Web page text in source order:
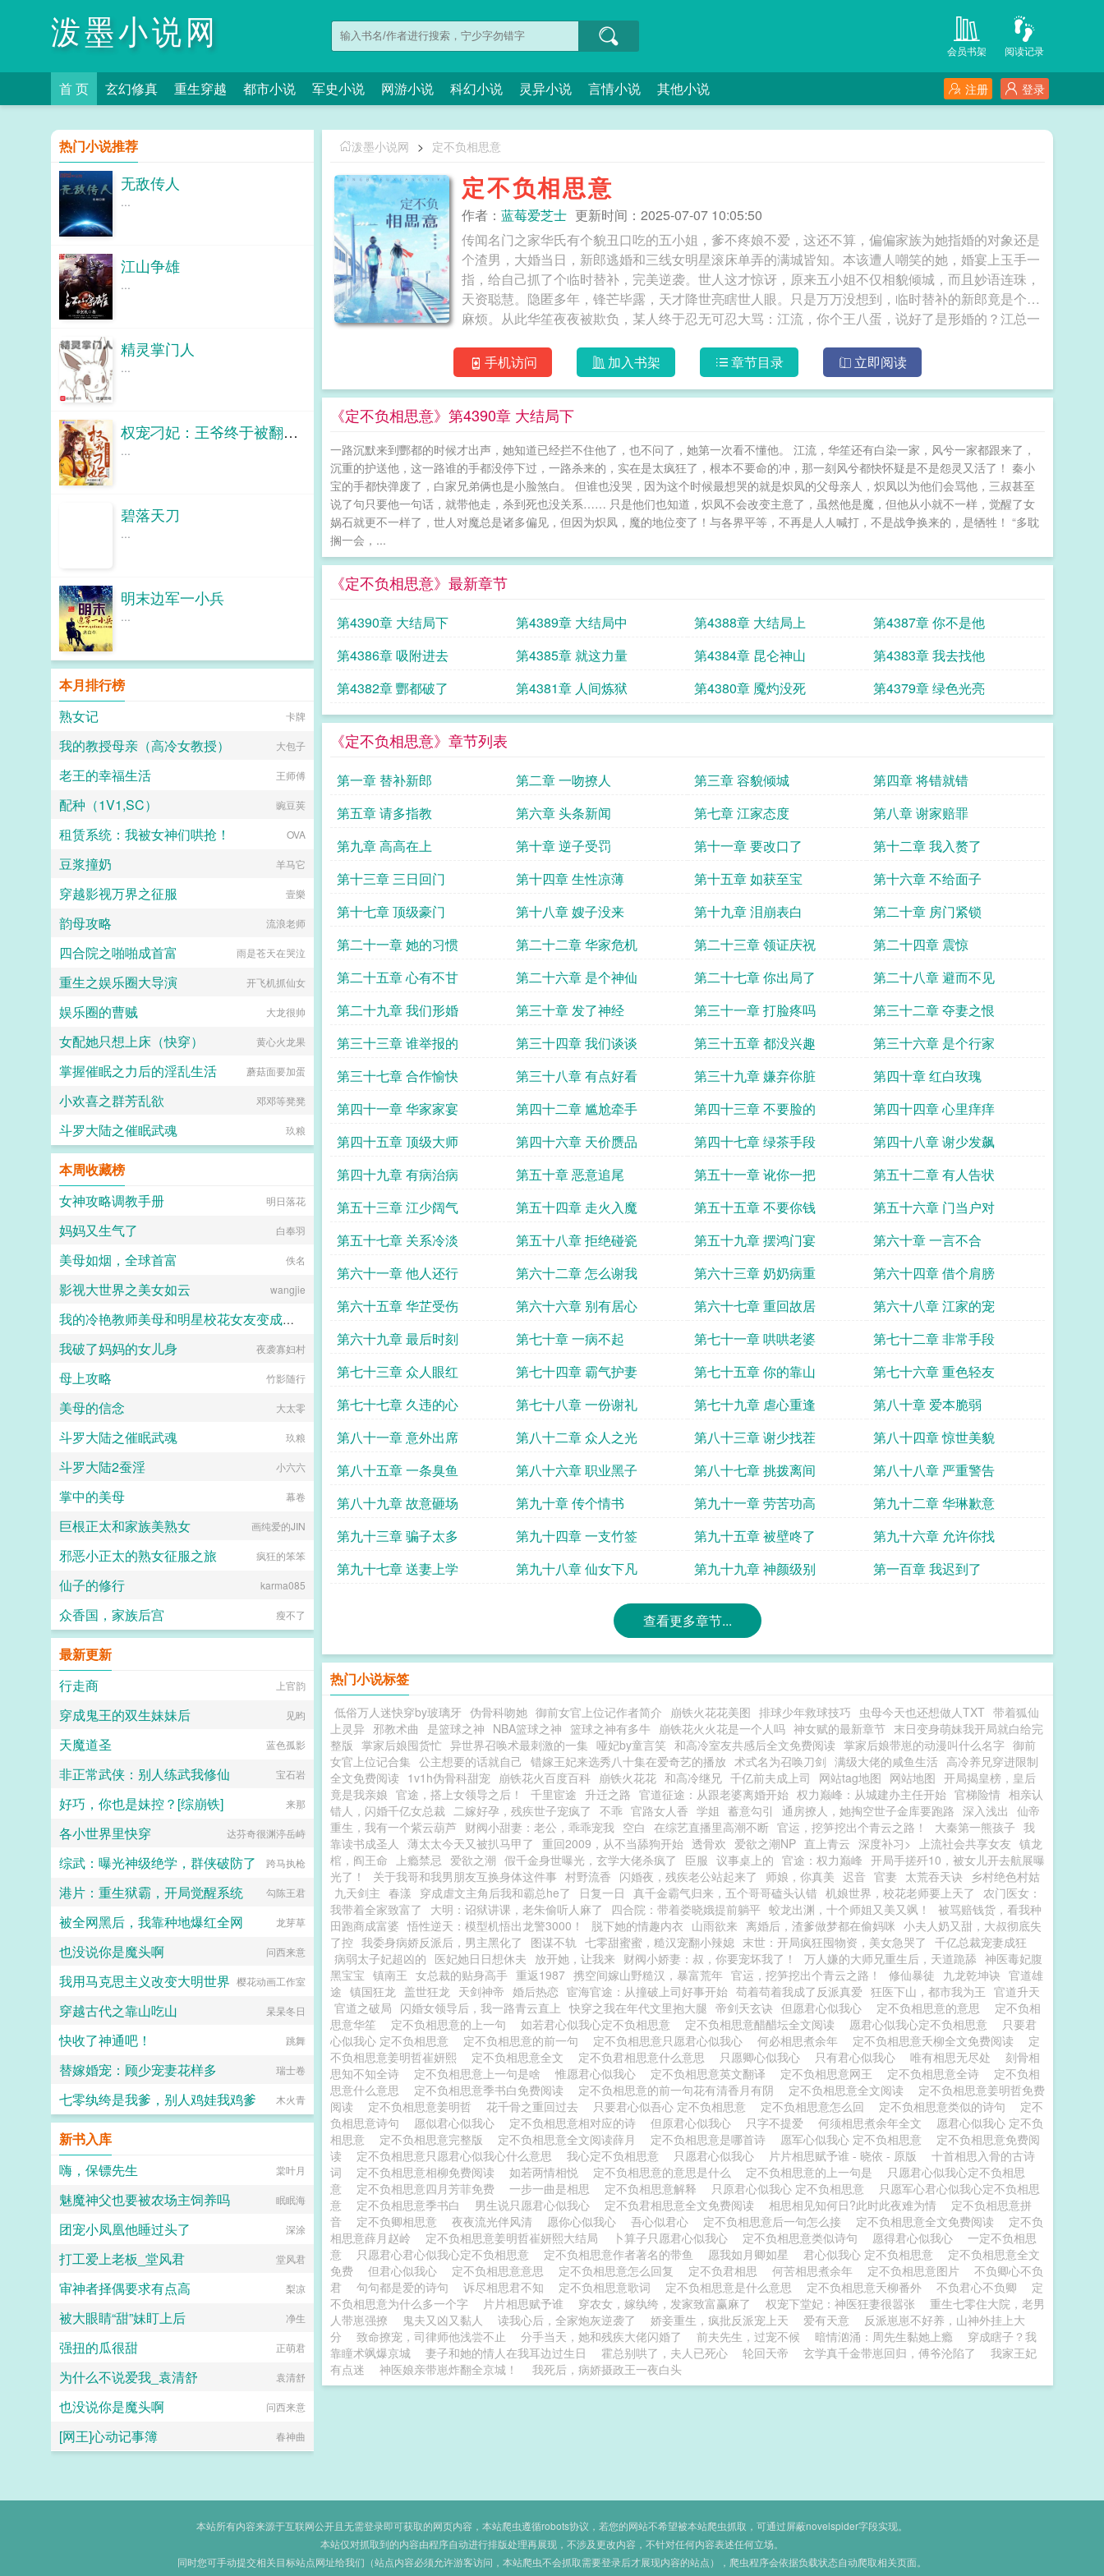
泼墨小说网 阅读记录
会员书架
首 页 玄幻修真 重生穿越 都市小说 军史小说 网游小说 科幻小说 灵异小说 言情小说 其他小说 登录
注册
泼墨小说网 > 定不负相思意
定不负相思意
作者： 蓝莓爱芝士 更新时间：2025-07-07 10:05:50
传闻名门之家华氏有个貌丑口吃的五小姐，爹不疼娘不爱，这还不算，偏偏家族为她指婚的对象还是
个渣男，大婚当日，新郎逃婚和三线女明星滚床单弄的满城皆知。本该遭人嘲笑的她，婚宴上玉手一
指，给自己抓了个临时替补，完美逆袭。世人这才惊讶，原来五小姐不仅相貌倾城，而且妙语连珠，
天资聪慧。隐匿多年，锋芒毕露，天才降世亮瞎世人眼。只是万万没想到，临时替补的新郎竟是个大
麻烦。从此华笙夜夜被欺负，某人终于忍无可忍大骂：江流，你个王八蛋，说好了是形婚的？江总一
手机访问
加入书架 章节目录 立即阅读
《定不负相思意》第4390章 大结局下
一路沉默来到酆都的时候才出声，她知道已经拦不住他了，也不问了，她第一次看不懂他。 江流，华笙还有白染一家，风兮一家都跟来了，
沉重的护送他，这一路谁的手都没停下过，一路杀来的，实在是太疯狂了，根本不要命的冲，那一刻风兮都快怀疑是不是怨灵又活了！ 秦小
宝的手都快弹废了，白家兄弟俩也是小脸煞白。 但谁也没哭，因为这个时候最想哭的就是炽凤的父母亲人，炽凤以为他们会骂他，三叔甚至
说了句只要他一句话，就带他走，杀到死也没关系…… 只是他们也知道，炽凤不会改变主意了，虽然他是魔，但他从小就不一样，觉醒了女
娲石就更不一样了，世人对魔总是诸多偏见，但因为炽凤，魔的地位变了！与各界平等，不再是人人喊打，不是战争换来的，是牺牲！ “多耽
搁一会，...
《定不负相思意》最新章节
第4390章 大结局下 第4389章 大结局中 第4388章 大结局上
第4387章 你不是他
第4386章 吸附进去
第4385章 就这力量 第4384章 昆仑神山
第4383章 我去找他
第4382章 酆都破了
第4381章 人间炼狱 第4380章 魇灼没死 第4379章 绿色光亮
《定不负相思意》章节列表
第一章 替补新郎 第二章 一吻撩人 第三章 容貌倾城
第四章 将错就错
第五章 请多指教
第六章 头条新闻 第七章 江家态度
第八章 谢家赔罪
第九章 高高在上
第十章 逆子受罚 第十一章 要改口了
第十二章 我入赘了
第十三章 三日回门
第十四章 生性凉薄 第十五章 如获至宝
第十六章 不给面子
第十七章 顶级豪门
第十八章 嫂子没来 第十九章 泪崩表白
第二十章 房门紧锁
第二十一章 她的习惯
第二十二章 华家危机 第二十三章 领证庆祝
第二十四章 震惊
第二十五章 心有不甘
第二十六章 是个神仙 第二十七章 你出局了
第二十八章 避而不见
第二十九章 我们形婚
第三十章 发了神经 第三十一章 打脸疼吗
第三十二章 夺妻之恨
第三十三章 谁举报的
第三十四章 我们谈谈 第三十五章 都没兴趣
第三十六章 是个行家
第三十七章 合作愉快
第三十八章 有点好看 第三十九章 嫌弃你脏
第四十章 红白玫瑰
第四十一章 华家家宴
第四十二章 尴尬牵手 第四十三章 不要脸的
第四十四章 心里痒痒
第四十五章 顶级大师
第四十六章 天价赝品 第四十七章 绿茶手段
第四十八章 谢少发飙
第四十九章 有病治病
第五十章 恶意追尾 第五十一章 讹你一把
第五十二章 有人告状
第五十三章 江少阔气
第五十四章 走火入魔 第五十五章 不要你钱
第五十六章 门当户对
第五十七章 关系冷淡
第五十八章 拒绝碰瓷 第五十九章 摆鸿门宴
第六十章 一言不合
第六十一章 他人还行
第六十二章 怎么谢我 第六十三章 奶奶病重
第六十四章 借个肩膀
第六十五章 华芷受伤
第六十六章 别有居心 第六十七章 重回故居
第六十八章 江家的宠
第六十九章 最后时刻
第七十章 一病不起 第七十一章 哄哄老婆
第七十二章 非常手段
第七十三章 众人眼红
第七十四章 霸气护妻 第七十五章 你的靠山
第七十六章 重色轻友
第七十七章 久违的心
第七十八章 一份谢礼 第七十九章 虐心重逢
第八十章 爱本脆弱
第八十一章 意外出席
第八十二章 众人之光 第八十三章 谢少找茬
第八十四章 惊世美貌
第八十五章 一条臭鱼
第八十六章 职业黑子 第八十七章 挑拨离间
第八十八章 严重警告
第八十九章 故意砸场
第九十章 传个情书 第九十一章 劳苦功高
第九十二章 华琳歉意
第九十三章 骗子太多
第九十四章 一支竹签 第九十五章 被壁咚了
第九十六章 允许你找
第九十七章 送妻上学
第九十八章 仙女下凡 第九十九章 神颜级别 第一百章 我迟到了
查看更多章节...
热门小说标签
低俗万人迷快穿by玻璃牙 伪骨科吻她 御前女官上位记作者简介 崩铁火花花美图 排球少年救球技巧 虫母今天也还想做人TXT 带着狐仙
上灵异 邪教术曲 是篮球之神 NBA篮球之神 篮球之神有多牛 崩铁花火火花是一个人吗 神女赋的最新章节 末日变身萌妹我开局就白给完
整版 掌家后娘囤货忙 异世界召唤术最刺激的一集 哑妃by童言笑 和高冷室友共感后全文免费阅读 掌家后娘带崽的动漫叫什么名字 御前
女官上位记合集 公主想要的话就自己 错嫁王妃来选秀八十集在爱奇艺的播放 术式名为召唤刀剑 满级大佬的咸鱼生活 高冷养兄穿进限制
全文免费阅读 1v1h伪骨科甜宠 崩铁花火百度百科 崩铁火花花 和高冷继兄 千亿前夫成上司 网站tag地图 网站地图 开局揭皇榜，皇后
竟是我亲娘 官途，搭上女领导之后！ 千里宦途 升迁之路 官道征途：从跟老婆离婚开始 权力巅峰：从城建办主任开始 官梯险情 相亲认
错人，闪婚千亿女总裁 二嫁好孕，残疾世子宠疯了 不乖 官路女人香 学姐 蓄意勾引 通房撩人，她掏空世子金库要跑路 深入浅出 仙帝
重生，我有一个紫云葫芦 财阀小甜妻：老公，乖乖宠我 空白 在综艺直播里高潮不断 官运，挖笋挖出个青云之路！ 大秦第一熊孩子 我
靠读书成圣人 薄太太今天又被扒马甲了 重回2009，从不当舔狗开始 透骨欢 爱欲之潮NP 直上青云 深度补习> 上流社会共享女友 镇龙
棺，阎王命
上瘾禁忌 爱欲之潮 假千金身世曝光，玄学大佬杀疯了 臣服 议事桌上的 官途：权力巅峰 开局手搓歼10，被女儿开去航展曝
光了！
关于我哥和我男朋友互换身体这件事 村野流香 闪婚夜，残疾老公站起来了 师娘，你真美 迟音 官妻 太荒吞天诀
乡村绝色村姑
九天剑主 春漾 穿成虐文主角后我和霸总he了 日复一日 真千金霸气归来，五个哥哥磕头认错 机娘世界，校花老师要上天了 农门医女：
我带着全家致富了
大明：诏狱讲课，老朱偷听人麻了 四合院：带着娄晓娥提前躺平 蛟龙出渊，十个师姐又美又飒！
被骂赔钱货，看我种
田跑商成富婆 悟性逆天：模型机悟出龙警3000！ 脱下她的情趣内衣 山雨欲来 离婚后，渣爹做梦都在偷妈咪 小夫人奶又甜，大叔彻底失
了控 我委身病娇反派后，男主黑化了 图谋不轨 七零甜蜜蜜，糙汉宠翻小辣媳 末世：开局疯狂囤物资，美女急哭了 千亿总裁宠妻成狂
病弱太子妃超凶的 医妃她日日想休夫 放开她，让我来 财阀小娇妻：叔，你要宠坏我了！ 万人嫌的大师兄重生后，天道跪舔 神医毒妃腹
黑宝宝 镇南王 女总裁的贴身高手 重返1987 携空间嫁山野糙汉，暴富荒年 官运，挖笋挖出个青云之路！ 修仙暴徒 九龙乾坤诀 官道雄
途 镇国狂龙 盖世狂龙 天剑神帝 婚后热恋 宦海官途：从撞破上司好事开始 苟着苟着我成了反派真爱 狂医下山，都市我为王 官道升天
官道之破局 闪婚女领导后，我一路青云直上 快穿之我在年代文里抱大腿 帝剑天玄诀 但愿君心似我心 定不负相思意的意思
定不负相
思意华笙
定不负相思意的上一句 如若君心似我心定不负相思意 定不负相思意醋醋坛全文阅读 愿君心似我心定不负相思意
只要君
心似我心 定不负相思意
定不负相思意的前一句 定不负相思意只愿君心似我心 何必相思煮余年 定不负相思意夭柳全文免费阅读
定
不负相思意姜明哲崔妍熙
定不负相思意全文 定不负君相思意什么意思 只愿卿心似我心 只有君心似我心 唯有相思无尽处
刻骨相
思知不知全诗
定不负相思意上一句是啥 惟愿君心似我心 定不负相思意英文翻译 定不负相思意网王 定不负相思意全诗
定不负相
思意什么意思
定不负相思意季书白免费阅读 定不负相思意的前一句花有清香月有阴 定不负相思意全文阅读
定不负相思意姜明哲免费
阅读
定不负相思意姜明哲 花千骨之重回过去 只要君心似吾心 定不负相思意 定不负相思意怎么回 定不负相思意类似的诗句
定不
负相思意诗句
愿似君心似我心 定不负相思意相对应的诗 但原君心似我心 只字不提爱 何须相思煮余年全文
愿君心似我心 定不负
相思意
定不负相思意完整版 定不负相思意全文阅读薛月 定不负相思意是哪首诗 愿军心似我心 定不负相思意
定不负相思意免费阅
读
定不负相思意只愿君心似我心什么意思 我心定不负相思意 只愿君心似我心 片片相思赋予谁 - 晓依 - 原版
十首相思入骨的古诗
词
定不负相思意相柳免费阅读 如若两情相悦 定不负相思意的意思是什么 定不负相思意的上一句是
只愿君心似我心定不负相思
意
定不负相思意四月芳菲免费 一步一曲是相思 定不负相思意解释 只原君心似我心 定不负相思意
只愿军心君心似我心定不负相思
意
定不负相思意季书白 男生说只愿君心似我心 定不负君相思意全文免费阅读 相思相见知何日?此时此夜难为情
定不负相思意拼
音
定不负卿相思意 夜夜流光伴风清 愿你心似我心 吾心似君心 定不负相思意后一句怎么接 定不负相思意全文免费阅读
定不负
相思意薛月赵岭
定不负相思意姜明哲崔妍熙大结局 卜算子只愿君心似我心 定不负相思意类似诗句 愿得君心似我心
一定不负相思
意
只愿君心君心似我心定不负相思意 定不负相思意作者著名的带鱼 愿我如月卿如星 君心似我心 定不负相思意
定不负相思意全文
免费
但君心似我心 定不负相思意意思 定不负相思意怎么回复 定不负君相思 何苦相思煮余年 定不负相思意图片
不负卿心不负
君
句句都是爱的诗句 诉尽相思君不知 定不负相思意歌词 定不负相思意是什么意思 定不负相思意夭柳番外 不负君心不负卿
定
不负相思意为什么多一个字
片片相思赋予谁 穿农女，嫁纨绔，发家致富赢麻了 权宠下堂妃：神医狂妻很嚣张
重生七零住大院，老男
人带崽强撩
鬼夫又凶又黏人 读我心后，全家炮灰逆袭了 娇妾重生，疯批反派宠上天 爱有天意
反派崽崽不好养，山神外挂上大
分
致命撩宠，司律师他浅尝不止 分手当天，她和残疾大佬闪婚了 前夫先生，过宠不候 暗情汹涌：周先生黏她上瘾
穿成瞎子？我
靠瞳术飒爆京城
妻子和她的情人在我耳边过生日 霍总别哄了，夫人已死心 轮回天帝 玄学真千金带崽回归，傅爷沦陷了
我家王妃
有点迷
神医娘亲带崽炸翻全京城！ 我死后，病娇摄政王一夜白头
热门小说推荐
无敌传人
...
江山争雄
...
精灵掌门人
...
权宠刁妃：王爷终于被翻牌了！
...
碧落天刀
...
明末边军一小兵
...
本月排行榜
熟女记
卡牌
我的教授母亲（高冷女教授） 大包子
老王的幸福生活 王师傅
配种（1V1,SC） 豌豆荚
租赁系统：我被女神们哄抢！ OVA
豆浆撞奶 羊马它
穿越影视万界之征服 壹樂
韵母攻略 流浪老师
四合院之啪啪成首富 雨是苍天在哭泣
重生之娱乐圈大导演 开飞机抓仙女
娱乐圈的曹贼 大龙很帅
女配她只想上床（快穿） 黄心火龙果
掌握催眠之力后的淫乱生活 蘑菇面要加蛋
小欢喜之群芳乱欲 邓邓等凳凳
斗罗大陆之催眠武魂 玖粮
本周收藏榜
女神攻略调教手册
明日落花
妈妈又生气了 白奉羽
美母如烟，全球首富 佚名
影视大世界之美女如云 wangjie
我的冷艳教师美母和明星校花女友变成同学们的性奴竟是一个熊孩子的策划
南曲
我破了妈妈的女儿身 夜袭寡妇村
母上攻略 竹影随行
美母的信念 大太零
斗罗大陆之催眠武魂 玖粮
斗罗大陆2蚕淫 小六六
掌中的美母 幕卷
巨根正太和家族美熟女 画纯爱的JIN
邪恶小正太的熟女征服之旅 疯狂的笨笨
仙子的修行 karma085
众香国，家族后宫 瘦不了
最新更新
行走商
上官韵
穿成鬼王的双生妹妹后 见昀
天魔道圣 蓝色孤影
非正常武侠：别人练武我修仙 宝石岩
好巧，你也是妹控？[综崩铁] 来那
各小世界里快穿 达芬奇很渊渟岳峙
综武：曝光神级绝学，群侠破防了 跨马执枪
港片：重生狱霸，开局觉醒系统 勾陈王君
被全网黑后，我靠种地爆红全网 龙芽草
也没说你是魔头啊 问西来意
我用马克思主义改变大明世界 樱花动画工作室
穿越古代之靠山吃山 杲杲冬日
快收了神通吧！ 跳舞
替嫁婚宠：顾少宠妻花样多 瑞士卷
七零纨绔是我爹，别人鸡娃我鸡爹 木火青
新书入库
嗨，保镖先生
棠叶月
魅魔神父也要被农场主饲养吗 眠眠海
团宠小凤凰他睡过头了 深涂
打工爱上老板_堂风君 堂风君
审神者择偶要求有点高 梨凉
被大眼睛“甜”妹盯上后 净生
强扭的瓜很甜 正萌君
为什么不说爱我_袁清舒 袁清舒
也没说你是魔头啊 问西来意
[网王]心动记事簿 春神曲
本站所有内容来源于互联网公开且无需登录即可获取的网页内容，本站爬虫遵循robots协议，若您的网站不希望被本站爬虫抓取，可通过屏蔽novelspider字段实现。
本站仅对抓取到的内容由程序自动进行排版处理再展现，不涉及更改内容，不针对任何内容表述任何立场。
同时您可手动提交相关目标站点网址给我们（站点内容必须允许游客访问，本站爬虫不会抓取需要登录后才展现内容的站点），爬虫程序会依据负载状态自动爬取相关页面。